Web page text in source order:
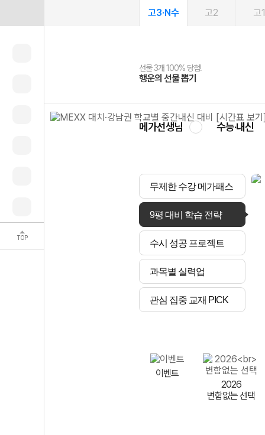
TOP
고3·N수 고2 고1
선물 3개 100% 당첨!
행운의 선물 뽑기
선물 100% 증정!
메가스터디 X 올리브
2027 러셀 단과
강사 공개선발
스마트러닝앱
설문 EVENT
메가패스
3일 무료 체험권
메가패스 수강생 무료혜택!
메가클럽 멤버십
사회공헌 캠페인
희망이룸 메가나눔
메가선생님 수능·내신
무제한 수강 메가패스
9평 대비 학습 전략
수시 성공 프로젝트
과목별 실력업
관심 집중 교재 PICK
이벤트
2026
변함없는 선택